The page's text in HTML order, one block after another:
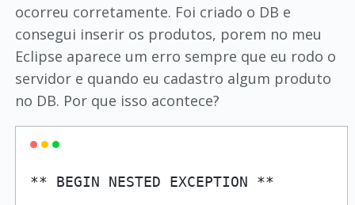
ocorreu corretamente. Foi criado o DB e
consegui inserir os produtos, porem no meu
Eclipse aparece um erro sempre que eu rodo o
servidor e quando eu cadastro algum produto
no DB. Por que isso acontece?
** BEGIN NESTED EXCEPTION **